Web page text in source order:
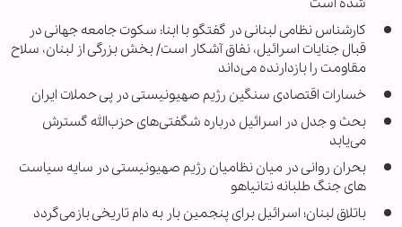
شده است
کارشناس نظامی لبنانی در گفتگو با ابنا: سکوت جامعه جهانی در
قبال جنایات اسرائیل، نفاق آشکار است/ بخش بزرگی از لبنان، سلاح
مقاومت را بازدارنده می‌داند
خسارات اقتصادی سنگین رژیم صهیونیستی در پی حملات ایران
بحث و جدل در اسرائیل درباره شگفتی‌های حزب‌الله گسترش
می‌یابد
بحران روانی در میان نظامیان رژیم صهیونیستی در سایه سیاست
های جنگ طلبانه نتانیاهو
باتلاق لبنان؛ اسرائیل برای پنجمین بار به دام تاریخی بازمی‌گردد